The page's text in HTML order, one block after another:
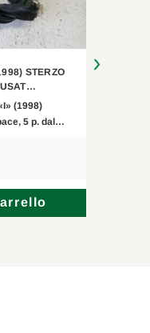
STERZO
(1998)
5 p. dal…